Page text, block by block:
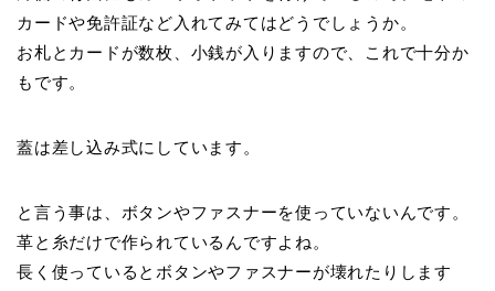
カードや免許証など入れてみてはどうでしょうか。
お札とカードが数枚、小銭が入りますので、これで十分か
もです。
蓋は差し込み式にしています。
と言う事は、ボタンやファスナーを使っていないんです。
革と糸だけで作られているんですよね。
長く使っているとボタンやファスナーが壊れたりします